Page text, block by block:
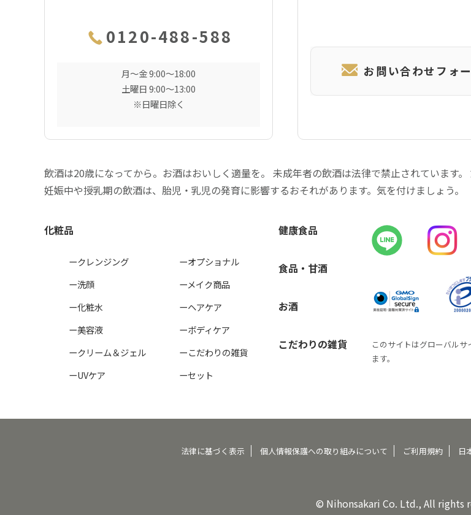
0120-488-588
月〜金 9:00〜18:00
土曜日 9:00〜13:00
※日曜日除く
お問い合わせフォ
飲酒は20歳になってから。お酒はおいしく適量を。 未成年者の飲酒は法律で禁止されています。
妊娠中や授乳期の飲酒は、胎児・乳児の発育に影響するおそれがあります。気を付けましょう。
化粧品
ークレンジング
ー洗顔
ー化粧水
ー美容液
ークリーム＆ジェル
ーUVケア
ーオプショナル
ーメイク商品
ーヘアケア
ーボディケア
ーこだわりの雑貨
ーセット
健康食品
食品・甘酒
お酒
こだわりの雑貨
このサイトはグローバル
ます。
法律に基づく表示 個人情報保護への取り組みについて ご利用規約 日
© Nihonsakari Co. Ltd., All rights